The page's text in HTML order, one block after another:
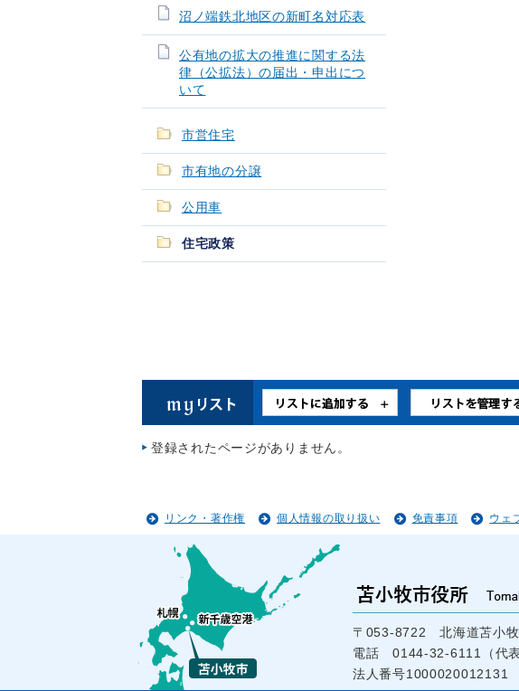
沼ノ端鉄北地区の新町名対応表
公有地の拡大の推進に関する法
律（公拡法）の届出・申出につ
いて
市営住宅
市有地の分譲
公用車
住宅政策
登録されたページがありません。
リンク・著作権 個人情報の取り扱い 免責事項 ウェ
〒053-8722 北海道苫小
電話 0144-32-6111（代表
法人番号1000020012131